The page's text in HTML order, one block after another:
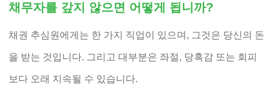
채무자를 갚지 않으면 어떻게 됩니까?
채권 추심원에게는 한 가지 직업이 있으며, 그것은 당신의 돈
을 받는 것입니다. 그리고 대부분은 좌절, 당혹감 또는 회피
보다 오래 지속될 수 있습니다.